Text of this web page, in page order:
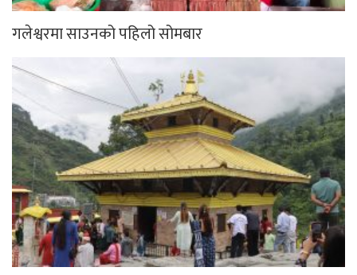
गलेश्वरमा साउनको पहिलो सोमबार